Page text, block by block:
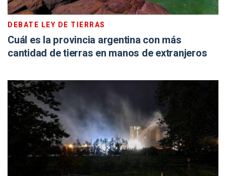
DEBATE LEY DE TIERRAS
Cuál es la provincia argentina con más
cantidad de tierras en manos de extranjeros